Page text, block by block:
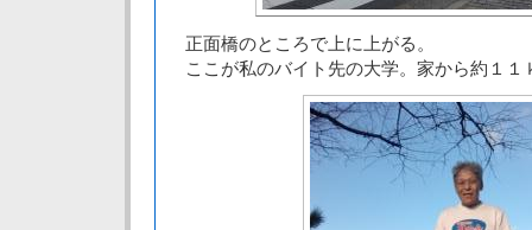
正面橋のところで上に上がる。
ここが私のバイト先の大学。家から約１１